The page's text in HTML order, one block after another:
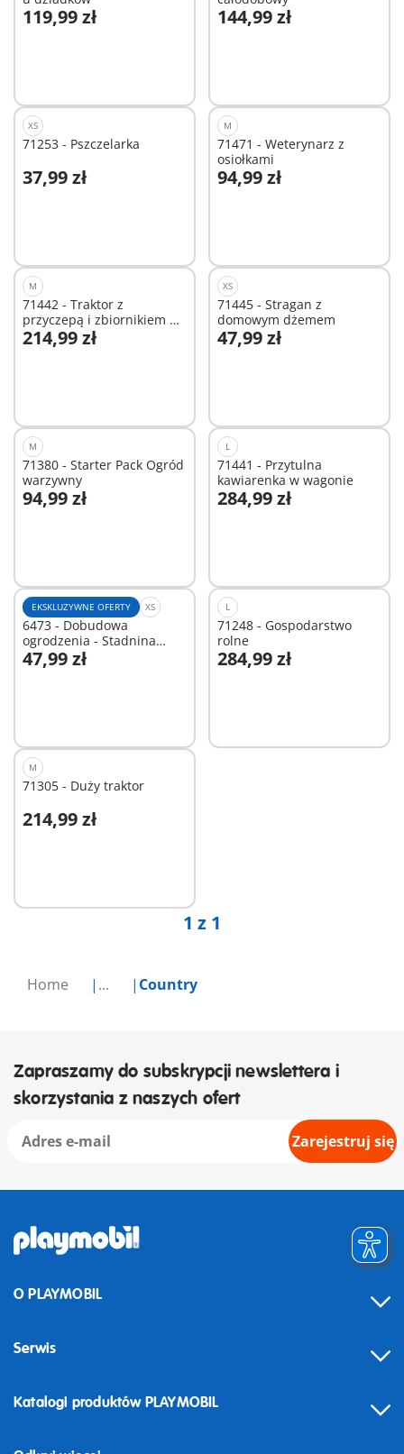
Home ... Country
119,99 zł
Dodaj do koszyka 144,99 zł
Dodaj do koszyka
XS
71253 - Pszczelarka
37,99 zł
Dodaj do koszyka
M
71471 - Weterynarz z
osiołkami
94,99 zł
Dodaj do koszyka
M
71442 - Traktor z
przyczepą i zbiornikiem na
wodę
214,99 zł
Dodaj do koszyka
XS
71445 - Stragan z
domowym dżemem
47,99 zł
Dodaj do koszyka
M
71380 - Starter Pack Ogród
warzywny
94,99 zł
Dodaj do koszyka
L
71441 - Przytulna
kawiarenka w wagonie
284,99 zł
EKSKLUZYWNE OFERTY XS
6473 - Dobudowa
ogrodzenia - Stadnina
kucyków
47,99 zł
L
71248 - Gospodarstwo
rolne
284,99 zł
M
71305 - Duży traktor
214,99 zł
1 z 1
Zapraszamy do subskrypcji newslettera i
skorzystania z naszych ofert
Zarejestruj się
O PLAYMOBIL
Serwis
Katalogi produktów PLAYMOBIL